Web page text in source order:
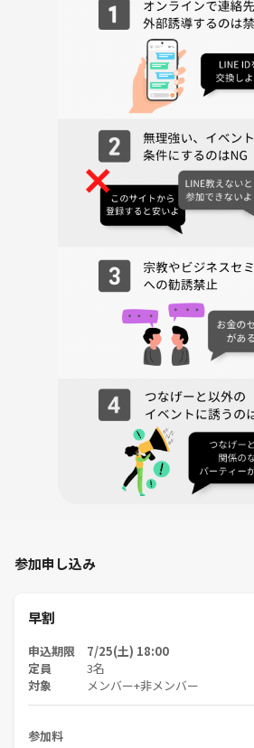
・諸事情により、イベント内容を一部変更す
れに伴う返金は、ございません。何卒ご了承
参加申し込み
早割
申込期限 7/25(土) 18:00
定員 3名
対象 メンバー+非メンバー
参加料